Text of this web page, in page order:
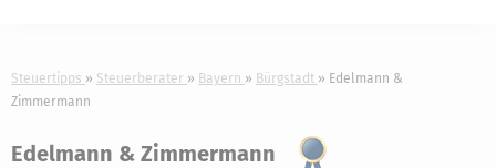
Steuertipps Steuerberater Bayern Bürgstadt
Edelmann &
Zimmermann
Edelmann & Zimmermann